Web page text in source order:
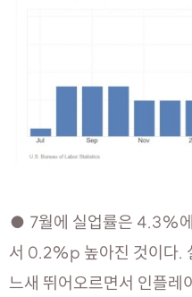
● 7월에 실업률은 4.3%
서 0.2%p 높아진 것이다.
느새 뛰어오르면서 인플레